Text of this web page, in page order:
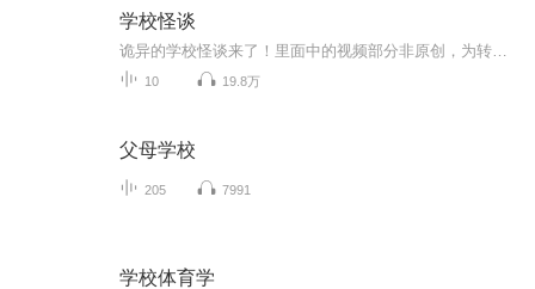
学校怪谈
10 19.8万
父母学校
205 7991
学校体育学